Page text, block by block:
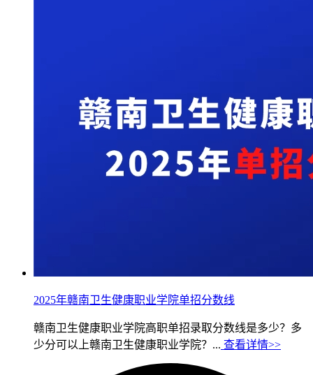
2025年赣南卫生健康职业学院单招分数线
赣南卫生健康职业学院高职单招录取分数线是多少？多
少分可以上赣南卫生健康职业学院？... 查看详情>>